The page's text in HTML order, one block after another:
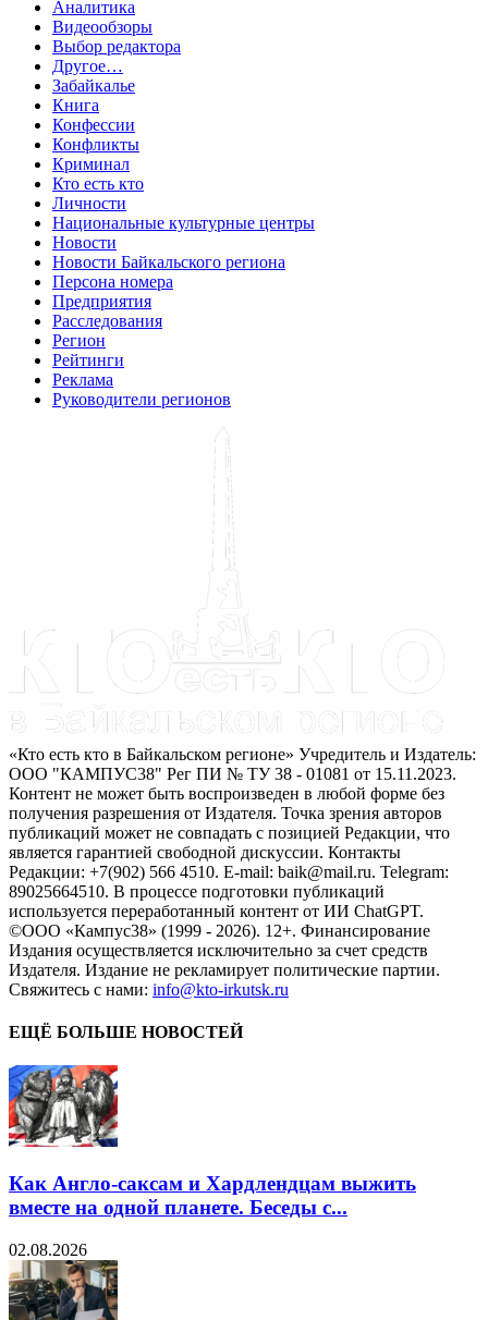
Аналитика
Видеообзоры
Выбор редактора
Другое…
Забайкалье
Книга
Конфессии
Конфликты
Криминал
Кто есть кто
Личности
Национальные культурные центры
Новости
Новости Байкальского региона
Персона номера
Предприятия
Расследования
Регион
Рейтинги
Реклама
Руководители регионов
«Кто есть кто в Байкальском регионе» Учредитель и Издатель:
ООО "КАМПУС38" Рег ПИ № ТУ 38 - 01081 от 15.11.2023.
Контент не может быть воспроизведен в любой форме без
получения разрешения от Издателя. Точка зрения авторов
публикаций может не совпадать с позицией Редакции, что
является гарантией свободной дискуссии. Контакты
Редакции: +7(902) 566 4510. E-mail: baik@mail.ru. Telegram:
89025664510. В процессе подготовки публикаций
используется переработанный контент от ИИ ChatGPT.
©ООО «Кампус38» (1999 - 2026). 12+. Финансирование
Издания осуществляется исключительно за счет средств
Издателя. Издание не рекламирует политические партии.
Свяжитесь с нами: info@kto-irkutsk.ru
ЕЩЁ БОЛЬШЕ НОВОСТЕЙ
Как Англо-саксам и Хардлендцам выжить
вместе на одной планете. Беседы с...
02.08.2026